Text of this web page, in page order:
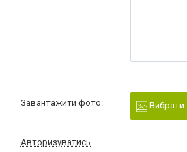
Завантажити фото: Вибрати
Авторизуватись